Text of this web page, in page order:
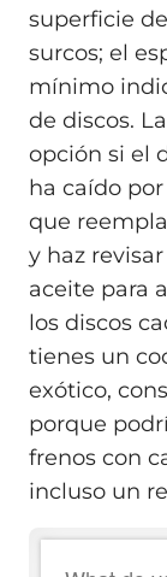
superficie
surcos; el
mínimo
de discos.
opción si el
ha caído
que
y haz
aceite para
los discos
tienes un
exótico,
porque
frenos con
incluso un